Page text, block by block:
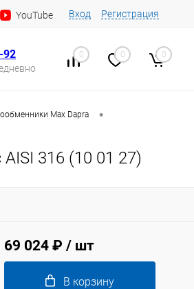
YouTube Вход Регистрация
92 0 0 0
Max Dapra •
316 (10 01 27)
69 024 ₽ / шт
В корзину